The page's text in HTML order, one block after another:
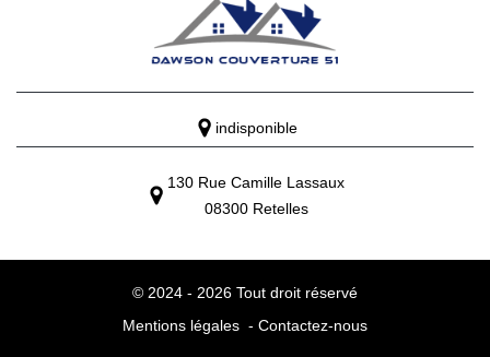
indisponible
130 Rue Camille Lassaux
08300 Retelles
© 2024 - 2026 Tout droit réservé
Mentions légales - Contactez-nous